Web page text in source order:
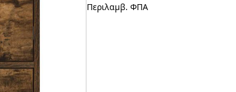
Περιλαμβ. ΦΠΑ